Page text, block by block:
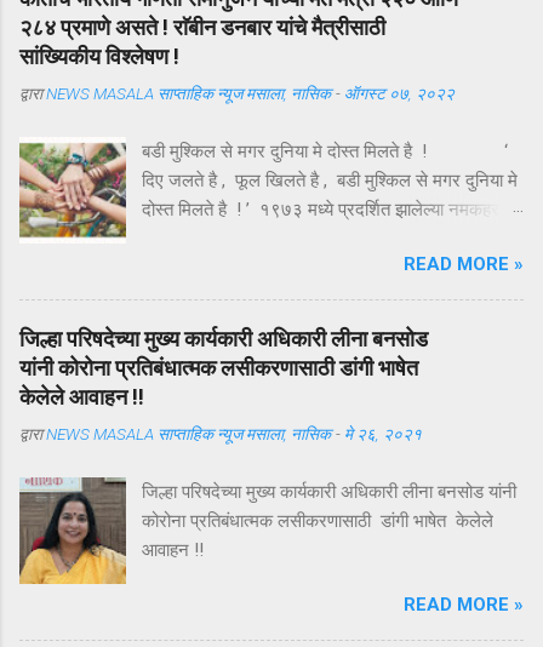
२८४ प्रमाणे असते ! राॅबीन डनबार यांचे मैत्रीसाठी
सांख्यिकीय विश्लेषण !
द्वाराNEWS MASALA साप्ताहिक न्यूज मसाला, नासिक - ऑगस्ट ०७, २०२२
बडी मुश्किल से मगर दुनिया मे दोस्त मिलते है ! ‘
दिए जलते है , फूल खिलते है , बडी मुश्किल से मगर दुनिया मे
दोस्त मिलते है ! ’ १९७३ मध्ये प्रदर्शित झालेल्या नमकहराम
आणि अर्थपूर्ण आहे . ऑगस्ट महिन्यातील पहिला रविवार ( यंदा
दि . ७ ऑगस्ट ) म्हणजे तरुणाईचा आवडता ‘ फ्रेंडशिप डे ’
अर्थात मैत्री दिन . या दिवशी विविध रंगांचे धागे एकमेकांच्या
हातावर बांधून मैत्रीचे संदेश एकमेकांना पाठविले जातात . या
संदेशांमधून मैत्रीच्या वेगवेगळ्या व्याख्या वाचावयास मिळतात .
असतो , अशी मित्राची व्याख्या बहूतेकांनी केलेली पहावयास
नसून ज्याला आपल्या मित्राच्या उन्नतीतून खरा आनंद मिळतो
, तोच खरा मित्र असतो ’ अशी मैत्रीची अचूक व्याख्या हिंदी
कवी कमलेश्वर यांनी केली आहे ...
READ MORE »
जिल्हा परिषदेच्या मुख्य कार्यकारी अधिकारी लीना बनसोड
यांनी कोरोना प्रतिबंधात्मक लसीकरणासाठी डांगी भाषेत
केलेले आवाहन !!
द्वाराNEWS MASALA साप्ताहिक न्यूज मसाला, नासिक - मे २६, २०२१
जिल्हा परिषदेच्या मुख्य कार्यकारी अधिकारी लीना बनसोड यांनी
कोरोना प्रतिबंधात्मक लसीकरणासाठी डांगी भाषेत केलेले
आवाहन !!
READ MORE »